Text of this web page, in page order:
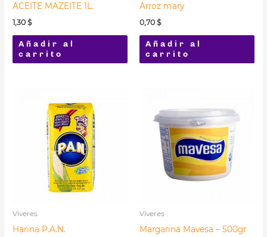
ACEITE MAZEITE 1L.
1,30$
Añadir al
carrito
Arroz mary
0,70 $
Añadir al
carrito
Víveres
Harina P.A.N.
Víveres
Margarina Mavesa – 500gr